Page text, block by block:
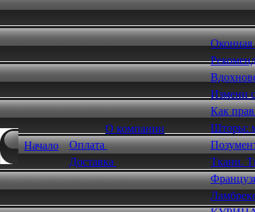
Начало
О компании
Оплата
Доставка
Измени
Как
Шторы:
Ткани.